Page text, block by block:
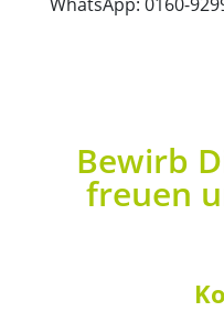
WhatsApp: 0160-
Bewirb
freuen